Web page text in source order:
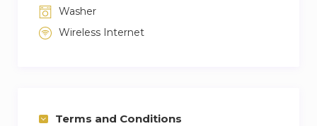
Washer
Wireless Internet
Terms and Conditions